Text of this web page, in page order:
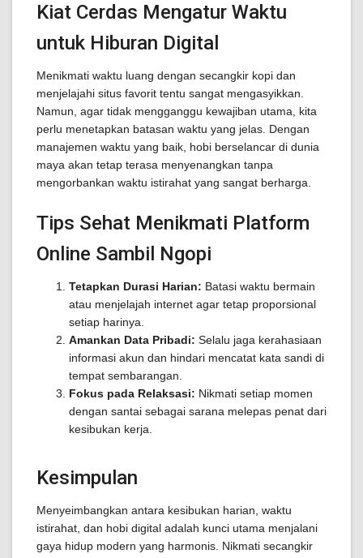
Kiat Cerdas Mengatur Waktu
untuk Hiburan Digital
Menikmati waktu luang dengan secangkir kopi dan
menjelajahi situs favorit tentu sangat mengasyikkan.
Namun, agar tidak mengganggu kewajiban utama, kita
perlu menetapkan batasan waktu yang jelas. Dengan
manajemen waktu yang baik, hobi berselancar di dunia
maya akan tetap terasa menyenangkan tanpa
mengorbankan waktu istirahat yang sangat berharga.
Tips Sehat Menikmati Platform
Online Sambil Ngopi
Tetapkan Durasi Harian: Batasi waktu bermain
atau menjelajah internet agar tetap proporsional
setiap harinya.
Amankan Data Pribadi: Selalu jaga kerahasiaan
informasi akun dan hindari mencatat kata sandi di
tempat sembarangan.
Fokus pada Relaksasi: Nikmati setiap momen
dengan santai sebagai sarana melepas penat dari
kesibukan kerja.
Kesimpulan
Menyeimbangkan antara kesibukan harian, waktu
istirahat, dan hobi digital adalah kunci utama menjalani
gaya hidup modern yang harmonis. Nikmati secangkir